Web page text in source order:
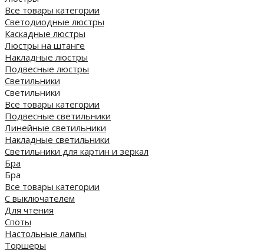
Все товары категории
Светодиодные люстры
Каскадные люстры
Люстры на штанге
Накладные люстры
Подвесные люстры
Светильники
Светильники
Все товары категории
Подвесные светильники
Линейные светильники
Накладные светильники
Светильники для картин и зеркал
Бра
Бра
Все товары категории
С выключателем
Для чтения
Споты
Настольные лампы
Торшеры